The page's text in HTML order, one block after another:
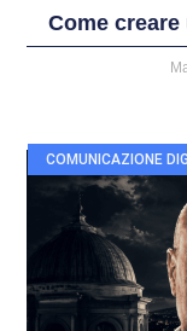
Come
COMUNICAZIONE